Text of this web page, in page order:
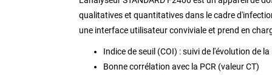
qualitatives et quantitatives dans le cadre
une interface utilisateur conviviale et prend en
Indice de seuil (COI) : suivi de l'évolution de
Bonne corrélation avec la PCR (valeur CT)